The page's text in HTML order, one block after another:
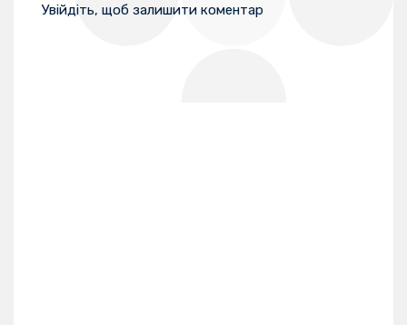
Увійдіть, щоб залишити коментар